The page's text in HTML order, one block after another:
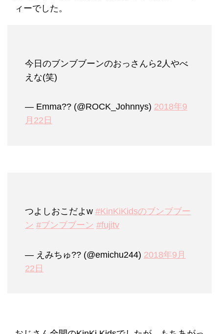
ィーでした。
今日のブンブブーンのおっさんら2人やべ
えな(笑)
— Emma?? (@ROCK_Johnnys) 2018年9
月22日
つよしおこだよw #KinKiKidsのブンブブー
ン #ブンブブーン #fujitv
— えみちゅ?? (@emichu244) 2018年9月
22日